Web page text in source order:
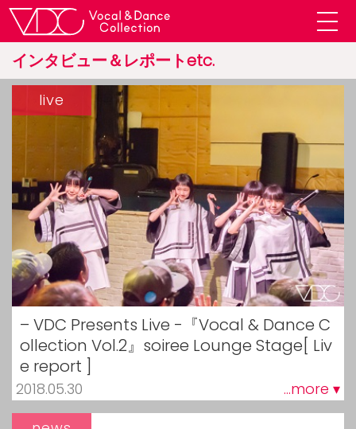
インタビュー＆レポートetc.
– VDC Presents Live -『Vocal & Dance C
ollection Vol.2』soiree Lounge Stage[ Liv
e report ]
2018.05.30 ...more ▾
live